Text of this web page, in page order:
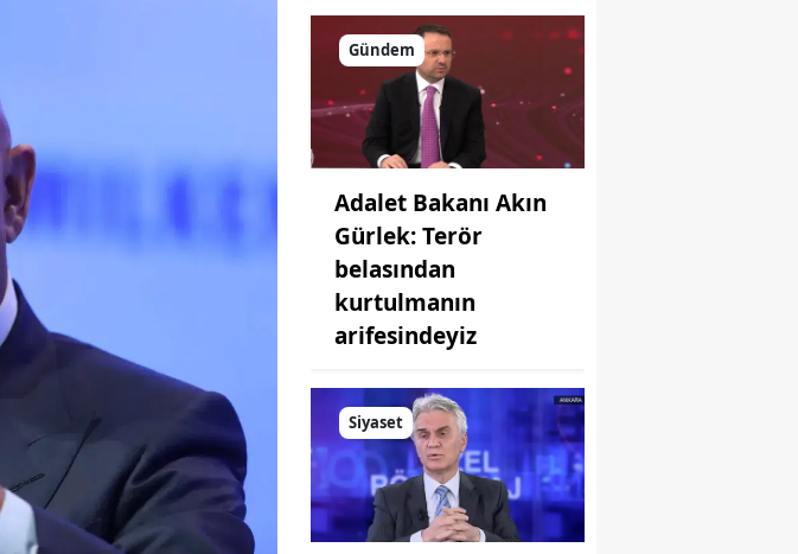
Gündem
Adalet Bakanı Akın
Gürlek: Terör
belasından
kurtulmanın
arifesindeyiz
Siyaset